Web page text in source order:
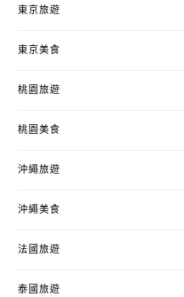
東京旅遊
東京美食
桃園旅遊
桃園美食
沖繩旅遊
沖繩美食
法國旅遊
泰國旅遊